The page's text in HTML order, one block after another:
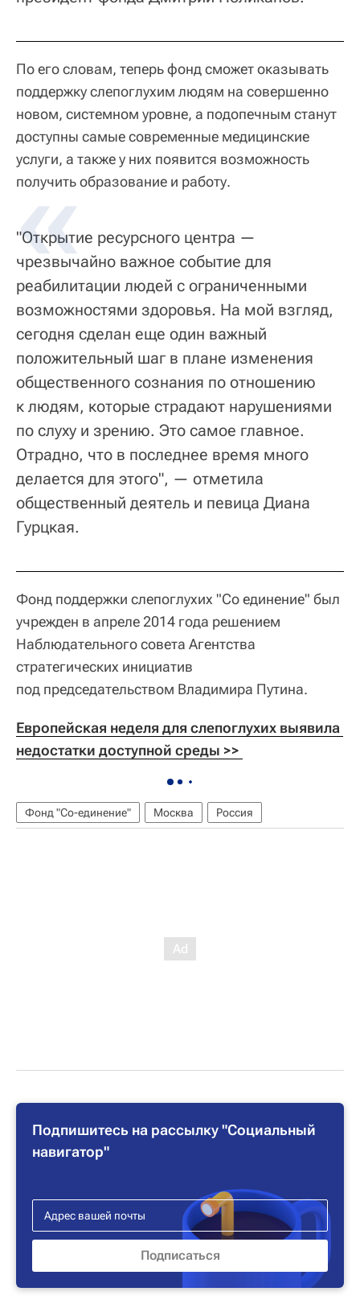
По его словам, теперь фонд сможет оказывать
поддержку слепоглухим людям на совершенно
новом, системном уровне, а подопечным станут
доступны самые современные медицинские
услуги, а также у них появится возможность
получить образование и работу.
"Открытие ресурсного центра —
чрезвычайно важное событие для
реабилитации людей с ограниченными
возможностями здоровья. На мой взгляд,
сегодня сделан еще один важный
положительный шаг в плане изменения
общественного сознания по отношению
к людям, которые страдают нарушениями
по слуху и зрению. Это самое главное.
Отрадно, что в последнее время много
делается для этого", — отметила
общественный деятель и певица Диана
Гурцкая.
Фонд поддержки слепоглухих "Со единение" был
учрежден в апреле 2014 года решением
Наблюдательного совета Агентства
стратегических инициатив
под председательством Владимира Путина.
Европейская неделя для слепоглухих выявила
недостатки доступной среды >>
Фонд "Со-единение" Москва Россия
Подпишитесь на рассылку "Социальный
навигатор"